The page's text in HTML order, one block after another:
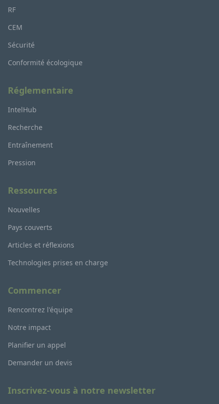
RF
CEM
Sécurité
Conformité écologique
Réglementaire
IntelHub
Recherche
Entraînement
Pression
Ressources
Nouvelles
Pays couverts
Articles et réflexions
Technologies prises en charge
Commencer
Rencontrez l'équipe
Notre impact
Planifier un appel
Demander un devis
Inscrivez-vous à notre newsletter